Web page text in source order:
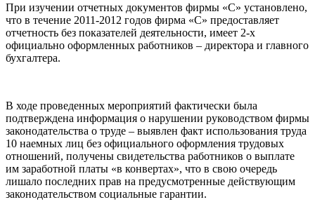
При изучении отчетных документов фирмы «С» установлено,
что в течение 2011-2012 годов фирма «С» предоставляет
отчетность без показателей деятельности, имеет 2-х
официально оформленных работников – директора и главного
бухгалтера.
В ходе проведенных мероприятий фактически была
подтверждена информация о нарушении руководством фирмы
законодательства о труде – выявлен факт использования труда
10 наемных лиц без официального оформления трудовых
отношений, получены свидетельства работников о выплате
им заработной платы «в конвертах», что в свою очередь
лишало последних прав на предусмотренные действующим
законодательством социальные гарантии.